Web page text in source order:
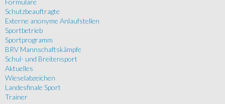
Formulare
Schutzbeauftragte
Externe anonyme Anlaufstellen
Sportbetrieb
Sportprogramm
BRV Mannschaftskämpfe
Schul- und Breitensport
Aktuelles
Wieselabzeichen
Landesfinale Sport
Trainer